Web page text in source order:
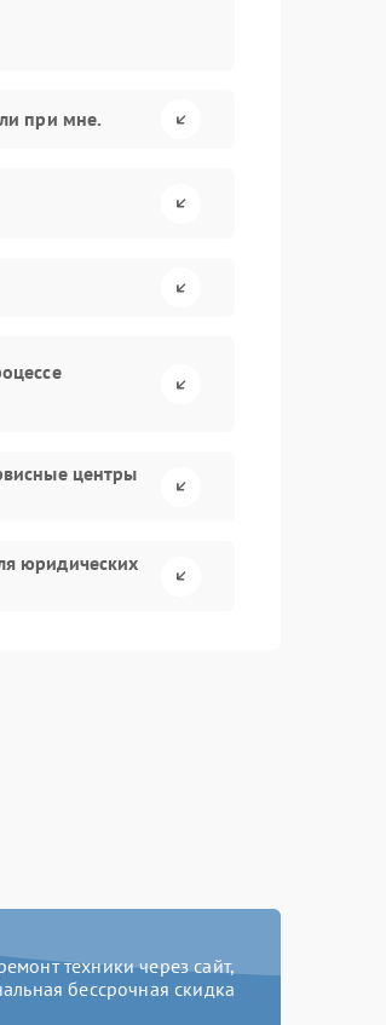
при мне.
центры
юридических
техники через сайт,
бессрочная скидка